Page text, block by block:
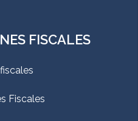
FISCALES
Fiscales